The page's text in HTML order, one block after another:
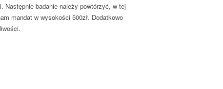
badanie należy powtórzyć, w tej
mandat w wysokości 500zł. Dodatkowo